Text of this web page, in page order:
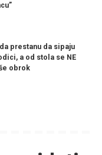
prestanu da sipaju
a od stola se NE
obrok